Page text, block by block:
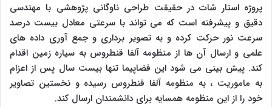
پروژه استار شات در حقیقت طراحی ناوگانی پژوهشی با مهندسی
دقیق و پیشرفته است که می تواند با سرعتی معادل بیست درصد
سرعت نور حرکت کرده و به تصویر برداری و جمع آوری داده های
علمی و ارسال آن ها از منظومه آلفا قنطروس به سیاره زمین اقدام
کند. پیش بینی می شود این فضاپیما تنها بیست سال پس از اعزام
به ماموریت ، به منظومه آلفا قنطروس رسیده و نخستین تصاویر
خود را از این منظومه همسایه برای دانشمندان ارسال کند.